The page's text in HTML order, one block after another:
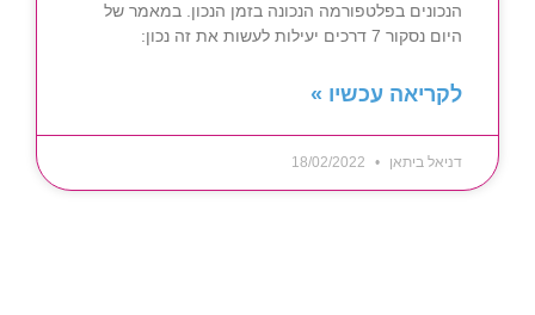
הנכונים בפלטפורמה הנכונה בזמן הנכון. במאמר של
היום נסקור 7 דרכים יעילות לעשות את זה נכון:
לקריאה עכשיו »
דניאל ביתאן